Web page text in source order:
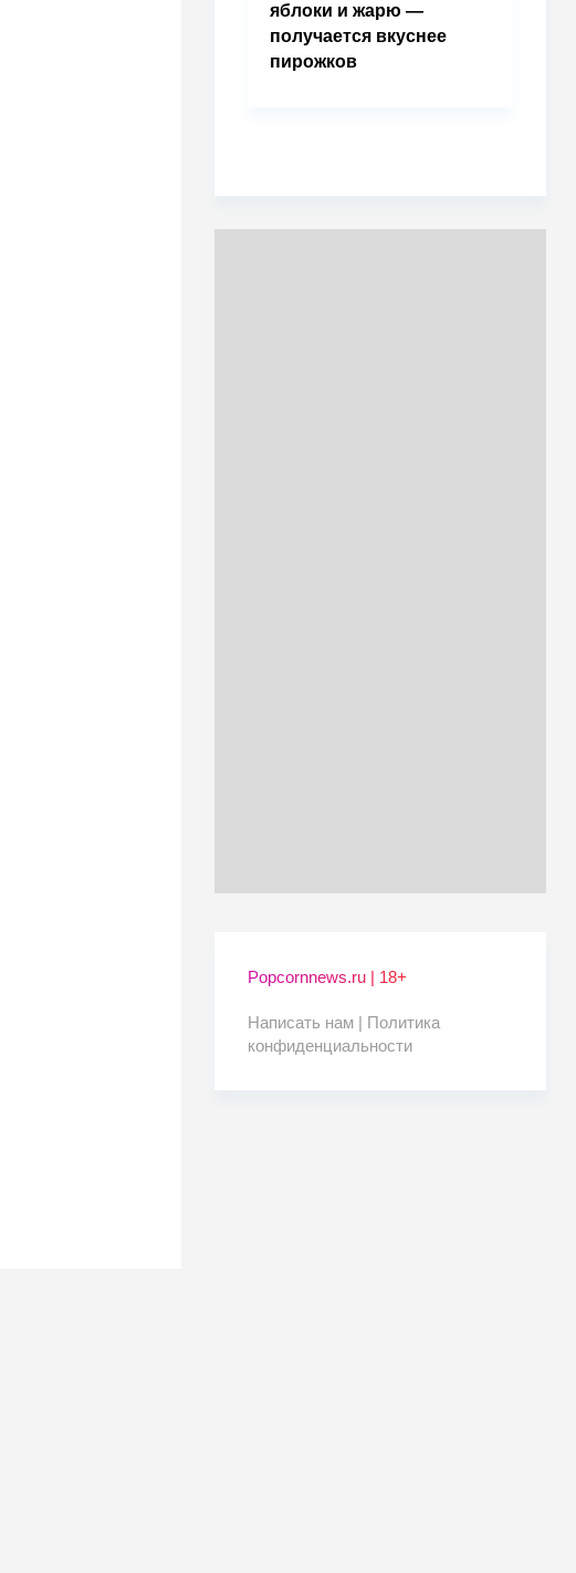
яблоки и жарю —
получается вкуснее
пирожков
Popcornnews.ru | 18+
Написать нам | Политика
конфиденциальности